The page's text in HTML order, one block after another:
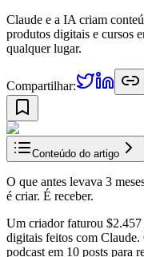
Claude e a IA criam
produtos digitais e cursos
qualquer lugar.
Compartilhar:
Conteúdo do artigo
O que antes levava 3
é criar. É receber.
Um criador faturou
digitais feitos com
podcast em 10 posts para